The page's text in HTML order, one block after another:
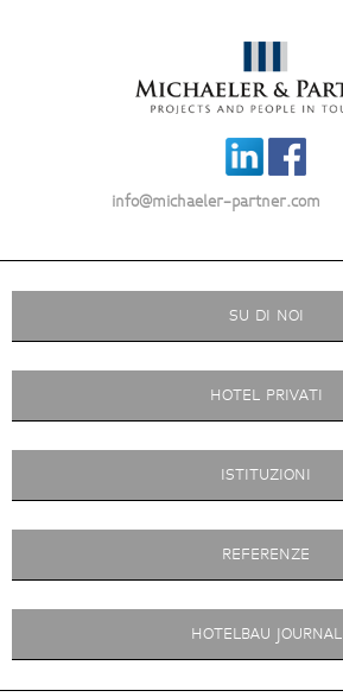
info@michaeler-partner.com
SU DI NOI
HOTEL PRIVATI
ISTITUZIONI
REFERENZE
HOTELBAU JOURNAL